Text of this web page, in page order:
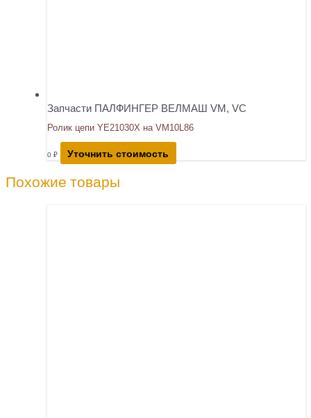
Запчасти ПАЛФИНГЕР ВЕЛМАШ VM, VC
Ролик цепи YE21030X на VM10L86
0 ₽ Уточнить стоимость
Похожие товары